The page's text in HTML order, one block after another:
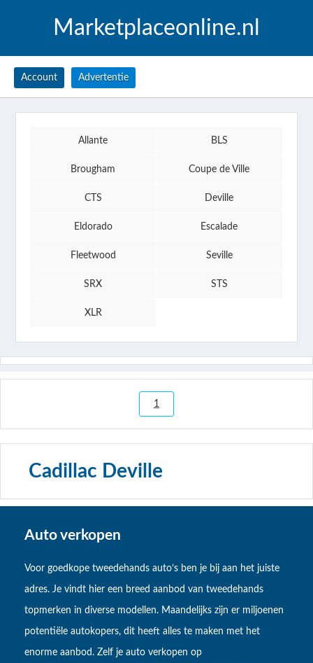
Marketplaceonline.nl
Account Advertentie
Allante BLS
Brougham Coupe de Ville
CTS Deville
Eldorado Escalade
Fleetwood Seville
SRX STS
XLR
1
Cadillac Deville
Auto verkopen
Voor goedkope tweedehands auto’s ben je bij aan het juiste
adres. Je vindt hier een breed aanbod van tweedehands
topmerken in diverse modellen. Maandelijks zijn er miljoenen
potentiële autokopers, dit heeft alles te maken met het
enorme aanbod. Zelf je auto verkopen op